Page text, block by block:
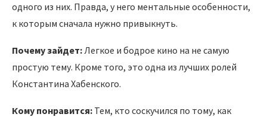
одного из них. Правда, у него ментальные особенности,
к которым сначала нужно привыкнуть.
Почему зайдет:Легкое и бодрое кино на не самую
простую тему. Кроме того, это одна из лучших ролей
Константина Хабенского.
Кому понравится: Тем, кто соскучился по тому, как